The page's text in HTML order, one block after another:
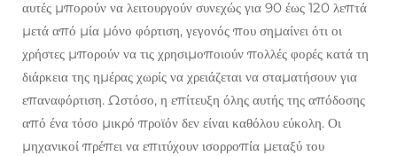
αυτές μπορούν να λειτουργούν συνεχώς για 90 έως 120 λεπτά
μετά από μία μόνο φόρτιση, γεγονός που σημαίνει ότι οι
χρήστες μπορούν να τις χρησιμοποιούν πολλές φορές κατά τη
διάρκεια της ημέρας χωρίς να χρειάζεται να σταματήσουν για
επαναφόρτιση. Ωστόσο, η επίτευξη όλης αυτής της απόδοσης
από ένα τόσο μικρό προϊόν δεν είναι καθόλου εύκολη. Οι
μηχανικοί πρέπει να επιτύχουν ισορροπία μεταξύ του